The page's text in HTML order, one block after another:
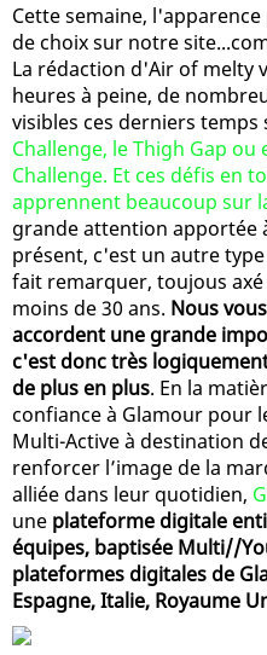
Cette semaine,
de choix sur notre
La rédaction d'Air of melty
heures à peine, de
visibles ces derniers
Challenge, le Thigh Gap
Challenge. Et ces défis en
apprennent beaucoup sur
grande attention apportée
présent, c'est un autre
fait remarquer, toujous
moins de 30 ans. Nous
accordent une grande
c'est donc très
de plus en plus. En la
confiance à Glamour pour
Multi-Active à destination
renforcer l’image de la
alliée dans leur quotidien,
une plateforme digitale
équipes, baptisée Multi//
plateformes digitales de
Espagne, Italie, Royaume